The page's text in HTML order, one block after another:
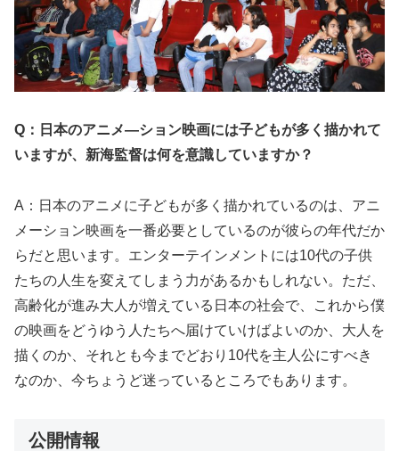
Q：日本のアニメ―ション映画には子どもが多く描かれて
いますが、新海監督は何を意識していますか？
A：日本のアニメに子どもが多く描かれているのは、アニ
メーション映画を一番必要としているのが彼らの年代だか
らだと思います。エンターテインメントには10代の子供
たちの人生を変えてしまう力があるかもしれない。ただ、
高齢化が進み大人が増えている日本の社会で、これから僕
の映画をどうゆう人たちへ届けていけばよいのか、大人を
描くのか、それとも今までどおり10代を主人公にすべき
なのか、今ちょうど迷っているところでもあります。
公開情報